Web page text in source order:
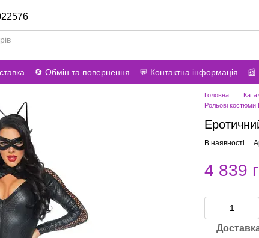
🔄 Обмін та повернення 💬 Контактна інформація 📰
магазин
Головна
Рольові
В наявності
4 839